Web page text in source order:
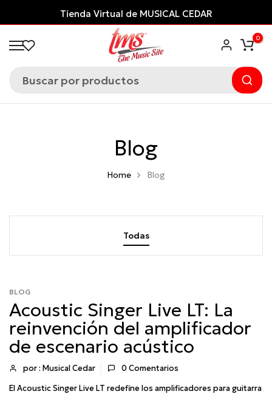
al
contenido
Tienda Virtual de MUSICAL CEDAR
0
Blog
Home Blog
Todas
BLOG
Acoustic Singer Live LT: La
reinvención del amplificador
de escenario acústico
por : Musical Cedar 0 Comentarios
El Acoustic Singer Live LT redefine los amplificadores para guitarra